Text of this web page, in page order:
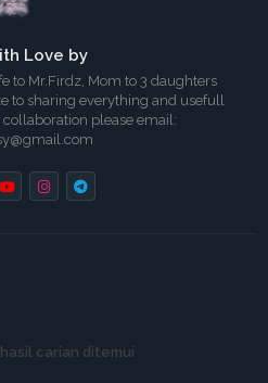
Love by
to Mr.Firdz, Mom to 3 daughters
to sharing everything and usefull
please email:
carian ditemui